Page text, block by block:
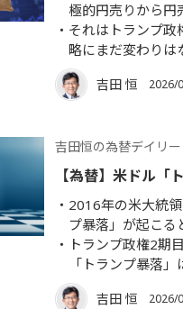
極的円売りから円
それはトランプ政
略にまだ変わりは
吉田 恒 2026/
吉田恒の為替デイリー
【為替】米ドル「
2016年の米大統
プ暴落」が起こる
トランプ政権2期
「トランプ暴落
吉田 恒 2026/